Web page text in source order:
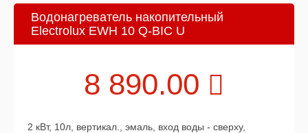
Водонагреватель накопительный
Electrolux EWH 10 Q-BIC U
8 890.00
2 кВт, 10л, вертикал., эмаль, вход воды - сверху,